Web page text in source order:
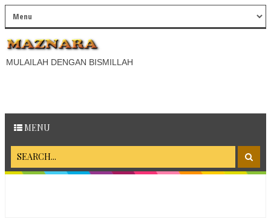
MULAILAH DENGAN BISMILLAH
MENU